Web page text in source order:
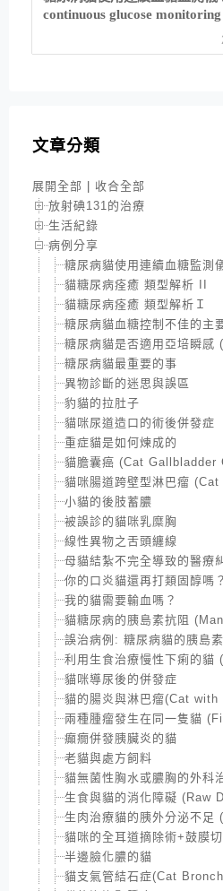
continuous glucose
文章分類
展開全部
收合全部
放射碘131的治療
生活紀錄
病例分享
糖尿病貓使用連續血糖監
貓糖尿病痊癒 類型解析 II
貓糖尿病痊癒 類型解析Ｉ
糖尿病貓血糖控制不佳的主
糖尿病貓是否適用亞培瞬
糖尿病貓最重要的事
異物診斷的迷思與誤區
豹貓的拉肚子
貓咪尿道造口的術後併發症
重症貓是如何煉成的
貓膽囊癌 (Cat Gallbladder
貓咪腸道跨壁型淋巴瘤
小貓的後肢蓄膿
被誤診的貓咪乳糜胸
線性異物之舌頭纏線
母貓結紮不完全導致的醫療
你的口炎貓還再打類固醇嗎？
我的貓需要輸血嗎？
貓糖尿病的胰島素抗阻
誤治病例: 糖尿病貓的胰
利用生食治療慢性下痢的
貓咪導尿後的併發症
貓的腸炎與淋巴瘤(Cat
兩種腫瘤發生在同一隻貓
癲癇併發胰臟炎的貓
老貓與處方飼料
貓無菌性胸水或膿胸的外科
生食與貓的消化障礙
生肉治療貓的胰外分泌不
貓咪的全耳道摘除術+鼓膜
半邊臉化膿的貓
貓支氣管結石症(Cat